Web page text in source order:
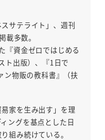
サテライト」、週刊
載多数。
『資金ゼロではじめる
ト出版）、『1日で
ン物販の教科書』（扶
易家を生み出す」を理
ングを基点とした日
組み続けている。